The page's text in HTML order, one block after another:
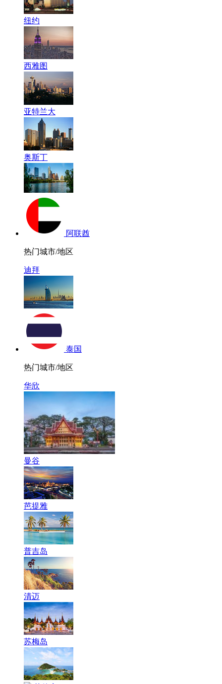
纽约
西雅图
亚特兰大
奥斯丁
阿联酋
热门城市/地区
迪拜
泰国
热门城市/地区
华欣
曼谷
芭提雅
普吉岛
清迈
苏梅岛